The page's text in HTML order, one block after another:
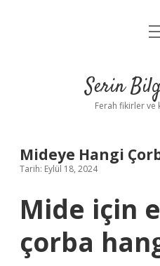
Yasal
Serin
Ferah fikirler ve
Mideye Hangi
Tarih: Eylül 18, 2024
Mide için
çorba